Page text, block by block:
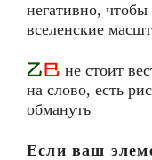
негативно,
вселенские
乙巳 не стоит
на слово, есть
обмануть
Если ваш